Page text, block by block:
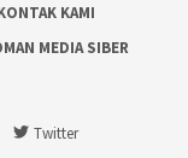
KAMI
MEDIA SIBER
Twitter